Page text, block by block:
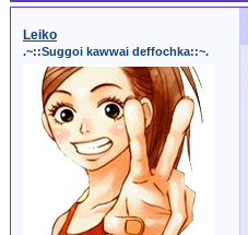
Leiko
.~::Suggoi kawwai deffochka::~.